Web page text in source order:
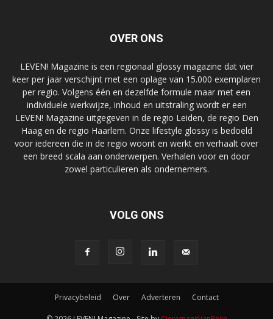
OVER ONS
LEVEN! Magazine is een regionaal glossy magazine dat vier
keer per jaar verschijnt met een oplage van 15.000 exemplaren
per regio. Volgens één en dezelfde formule maar met een
individuele werkwijze, inhoud en uitstraling wordt er een
LEVEN! Magazine uitgegeven in de regio Leiden, de regio Den
Haag en de regio Haarlem. Onze lifestyle glossy is bedoeld
voor iedereen die in de regio woont en werkt en verhaalt over
een breed scala aan onderwerpen. Verhalen voor en door
zowel particulieren als ondernemers.
VOLG ONS
Privacybeleid Over Adverteren Contact